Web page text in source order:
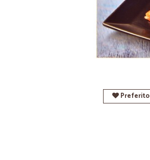
Preferito